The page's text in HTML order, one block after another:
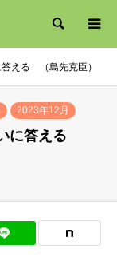
検索
える （島先克臣）
2023年12月
に答える